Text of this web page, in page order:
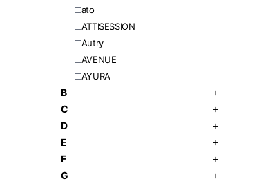
ato
ATTISESSION
Autry
AVENUE
AYURA
B
C
D
E
F
G